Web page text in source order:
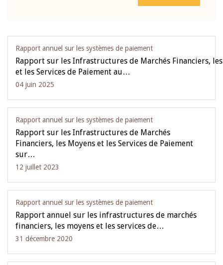
Rapport annuel sur les systèmes de paiement
Rapport sur les Infrastructures de Marchés Financiers,
et les Services de Paiement au…
04 juin 2025
Rapport annuel sur les systèmes de paiement
Rapport sur les Infrastructures de Marchés
Financiers, les Moyens et les Services de Paiement
sur…
12 juillet 2023
Rapport annuel sur les systèmes de paiement
Rapport annuel sur les infrastructures de marchés
financiers, les moyens et les services de…
31 décembre 2020